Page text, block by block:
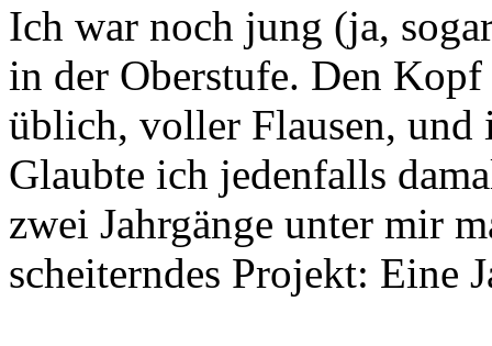
Ich war noch jung (ja,
in der Oberstufe. Den
üblich, voller Flausen, und
Glaubte ich jedenfalls
zwei Jahrgänge unter mir
scheiterndes Projekt: Eine